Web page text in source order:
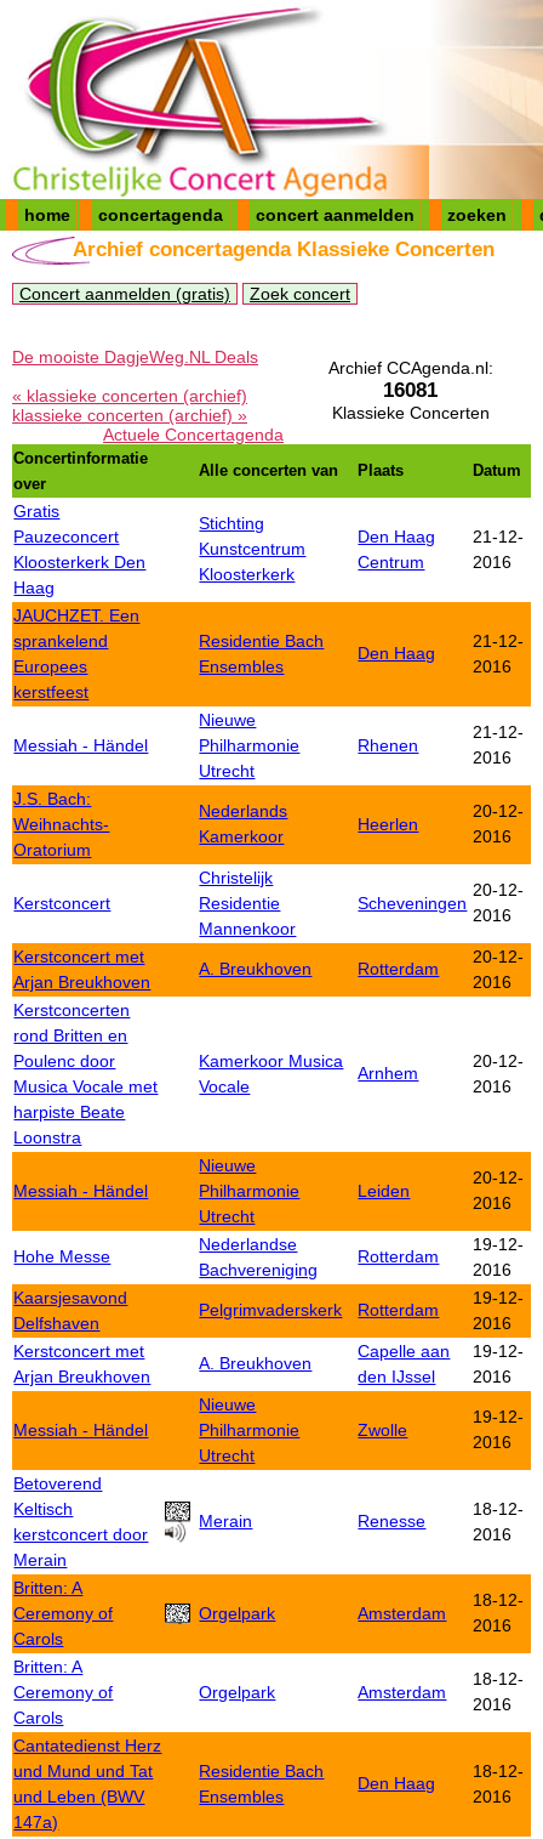
home concertagenda concert aanmelden zoeken
Archief concertagenda Klassieke Concerten
Concert aanmelden (gratis) Zoek concert
Archief CCAgenda.nl:
16081
Klassieke Concerten
De mooiste DagjeWeg.NL Deals
« klassieke concerten (archief)
klassieke concerten (archief) »
Actuele Concertagenda
Concertinformatie
over
Alle concerten van Plaats Datum
Gratis
Pauzeconcert
Kloosterkerk Den
Haag
Stichting
Kunstcentrum
Kloosterkerk
Den Haag
Centrum
21-12-
2016
JAUCHZET. Een
sprankelend
Europees
kerstfeest
Residentie Bach
Ensembles
Den Haag
21-12-
2016
Messiah - Händel
Nieuwe
Philharmonie
Utrecht
Rhenen
21-12-
2016
J.S. Bach:
Weihnachts-
Oratorium
Nederlands
Kamerkoor
Heerlen
20-12-
2016
Kerstconcert
Christelijk
Residentie
Mannenkoor
Scheveningen
20-12-
2016
Kerstconcert met
Arjan Breukhoven
A. Breukhoven Rotterdam
20-12-
2016
Kerstconcerten
rond Britten en
Poulenc door
Musica Vocale met
harpiste Beate
Loonstra
Kamerkoor Musica
Vocale
Arnhem
20-12-
2016
Messiah - Händel
Nieuwe
Philharmonie
Utrecht
Leiden
20-12-
2016
Hohe Messe
Nederlandse
Bachvereniging
Rotterdam
19-12-
2016
Kaarsjesavond
Delfshaven
Pelgrimvaderskerk Rotterdam
19-12-
2016
Kerstconcert met
Arjan Breukhoven
A. Breukhoven
Capelle aan
den IJssel
19-12-
2016
Messiah - Händel
Nieuwe
Philharmonie
Utrecht
Zwolle
19-12-
2016
Betoverend
Keltisch
kerstconcert door
Merain
Merain Renesse
18-12-
2016
Britten: A
Ceremony of
Carols
Orgelpark Amsterdam
18-12-
2016
Britten: A
Ceremony of
Carols
Orgelpark Amsterdam
18-12-
2016
Cantatedienst Herz
und Mund und Tat
und Leben (BWV
147a)
Residentie Bach
Ensembles
Den Haag
18-12-
2016